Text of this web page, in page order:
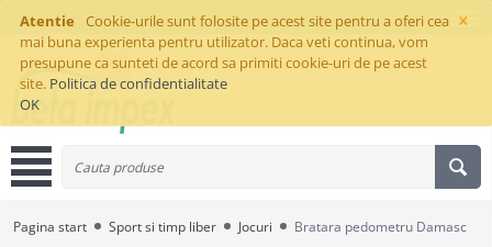
×
Atentie
Cookie-urile sunt folosite pe acest site pentru a oferi cea
mai buna experienta pentru utilizator. Daca veti continua, vom
presupune ca sunteti de acord sa primiti cookie-uri de pe acest
site. Politica de confidentialitate
OK
Pagina start Sport si timp liber Jocuri Bratara pedometru Damasc